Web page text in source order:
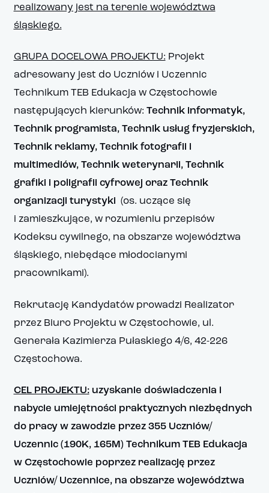
realizowany jest na terenie województwa
śląskiego.
GRUPA DOCELOWA PROJEKTU: Projekt
adresowany jest do Uczniów i Uczennic
Technikum TEB Edukacja w Częstochowie
następujących kierunków: Technik informatyk,
Technik programista, Technik usług fryzjerskich,
Technik reklamy, Technik fotografii i
multimediów, Technik weterynarii, Technik
grafiki i poligrafii cyfrowej oraz Technik
organizacji turystyki (os. uczące się
i zamieszkujące, w rozumieniu przepisów
Kodeksu cywilnego, na obszarze województwa
śląskiego, niebędące młodocianymi
pracownikami).
Rekrutację Kandydatów prowadzi Realizator
przez Biuro Projektu w Częstochowie, ul.
Generała Kazimierza Pułaskiego 4/6, 42-226
Częstochowa.
CEL PROJEKTU:uzyskanie doświadczenia i
nabycie umiejętności praktycznych niezbędnych
do pracy w zawodzie przez 355 Uczniów/
Uczennic (190K, 165M) Technikum TEB Edukacja
w Częstochowie poprzez realizację przez
Uczniów/ Uczennice, na obszarze województwa